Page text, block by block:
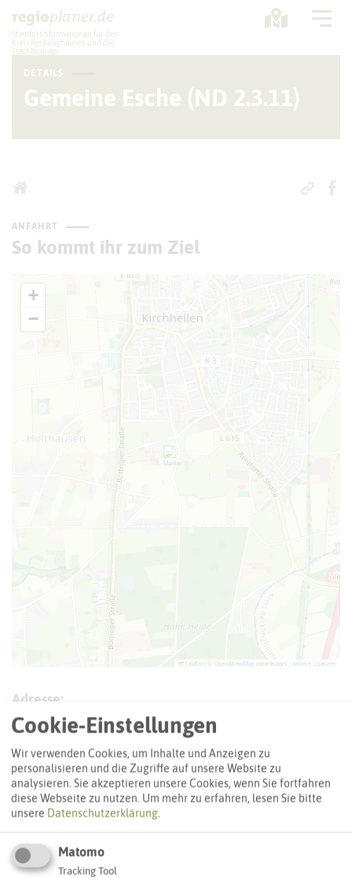
Standortinformationen für den
Kreis Recklinghausen und die
Stadt Bottrop
Planung
DETAILS
Gemeine Esche (ND 2.3.11)
ANFAHRT
So kommt ihr zum Ziel
+
−
Leaflet OpenStreetMap contributors | weitere Lizenzen
Adresse:
Gemeine Esche (ND 2.3.11)
Interaktive Karte
So ordnen wir dieses Objekt ein
Cookie-Einstellungen
Wir verwenden Cookies, um Inhalte und Anzeigen zu
personalisieren und die Zugriffe auf unsere Website zu
analysieren. Sie akzeptieren unsere Cookies, wenn Sie fortfahren
diese Webseite zu nutzen. Um mehr zu erfahren, lesen Sie bitte
unsere Datenschutzerklärung.
Matomo
Tracking Tool